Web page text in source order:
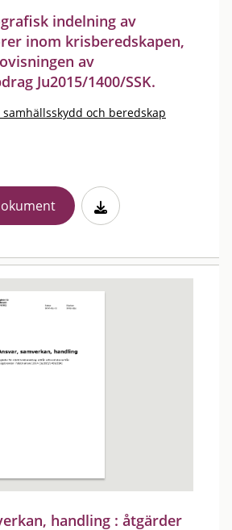
indelning av
inom krisberedskapen,
av
Ju2015/1400/SSK.
och beredskap
handling : åtgärder